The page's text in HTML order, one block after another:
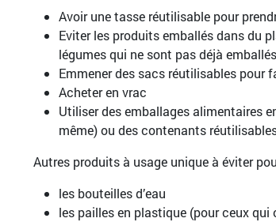
Avoir une tasse réutilisable pour
Eviter les produits emballés dans du
légumes qui ne sont pas déjà
Emmener des sacs réutilisables pour
Acheter en vrac
Utiliser des emballages alimentaires
même) ou des contenants
Autres produits à usage unique à éviter
les bouteilles d’eau
les pailles en plastique (pour ceux qui